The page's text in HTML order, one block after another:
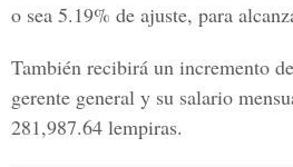
o sea 5.19% de ajuste, para
También recibirá un incremento
gerente general y su salario
281,987.64 lempiras.